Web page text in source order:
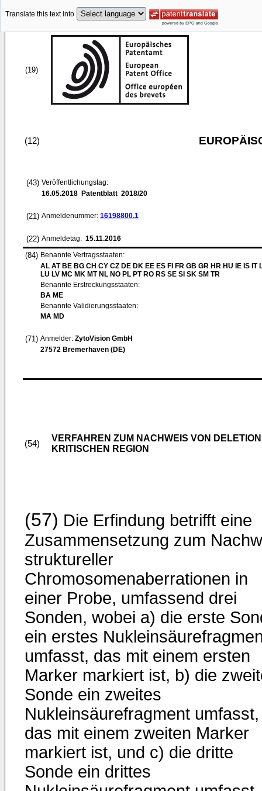
Translate this text into
(19)
(12)
(43) Veröffentlichungstag:
16.05.2018 Patentblatt 2018/20
(21) Anmeldenummer: 16198800.1
(22) Anmeldetag: 15.11.2016
(84) Benannte Vertragsstaaten:
AL AT BE BG CH CY CZ DE DK EE ES FI FR GB GR HR HU IE IS IT
LU LV MC MK MT NL NO PL PT RO RS SE SI SK SM TR
Benannte Erstreckungsstaaten:
BA ME
Benannte Validierungsstaaten:
MA MD
(71) Anmelder: ZytoVision GmbH
27572 Bremerhaven (DE)
(54)
VERFAHREN ZUM NACHWEIS VON
KRITISCHEN REGION
(57) Die Erfindung betrifft eine
Zusammensetzung zum
struktureller
Chromosomenaberrationen in
einer Probe, umfassend drei
Sonden, wobei a) die erste
ein erstes
umfasst, das mit einem ersten
Marker markiert ist, b) die
Sonde ein zweites
Nukleinsäurefragment umfasst,
das mit einem zweiten Marker
markiert ist, und c) die dritte
Sonde ein drittes